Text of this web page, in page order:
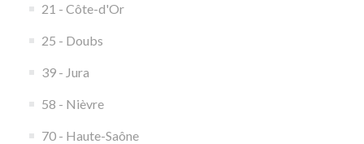
21 - Côte-d'Or
25 - Doubs
39 - Jura
58 - Nièvre
70 - Haute-Saône